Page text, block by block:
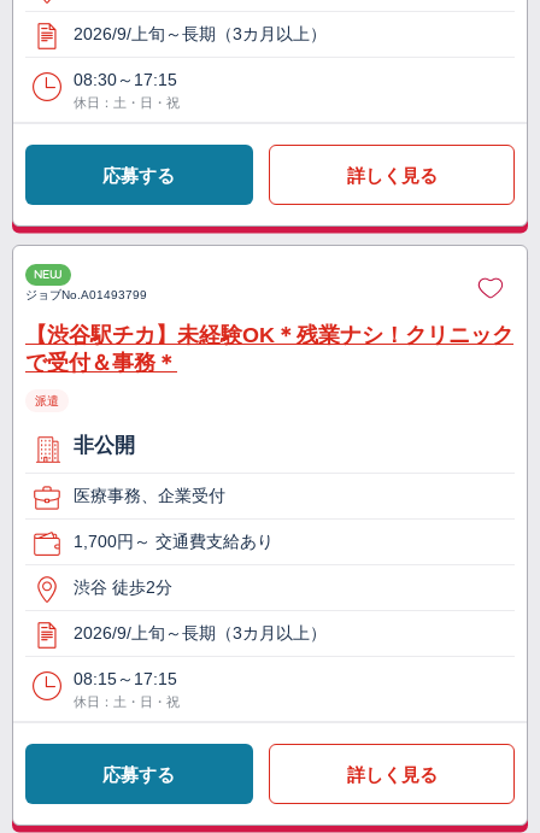
2026/9/上旬～長期（3カ月以上）
08:30～17:15
休日：土・日・祝
応募する 詳しく見る
NEW
ジョブNo.A01493799
【渋谷駅チカ】未経験OK＊残業ナシ！クリニック
で受付＆事務＊
派遣
非公開
医療事務、企業受付
1,700円～ 交通費支給あり
渋谷 徒歩2分
2026/9/上旬～長期（3カ月以上）
08:15～17:15
休日：土・日・祝
応募する 詳しく見る